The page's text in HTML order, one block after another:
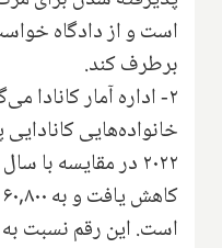
است و از دادگاه
برطرف کند.
۲- اداره آمار
خانواده‌هایی